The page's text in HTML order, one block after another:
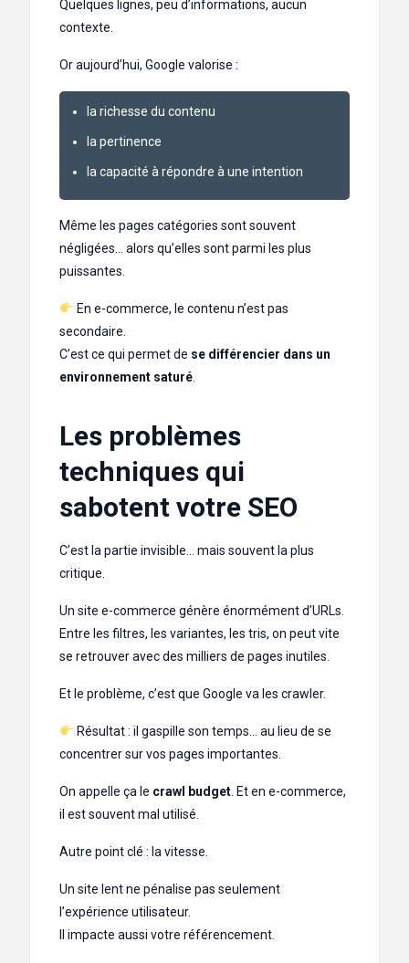
Quelques lignes, peu d’informations, aucun
contexte.
Or aujourd’hui, Google valorise :
la richesse du contenu
la pertinence
la capacité à répondre à une intention
Même les pages catégories sont souvent
négligées… alors qu’elles sont parmi les plus
puissantes.
En e-commerce, le contenu n’est pas
secondaire.
C’est ce qui permet de se différencier dans un
environnement saturé
Les problèmes
techniques qui
sabotent votre SEO
C’est la partie invisible… mais souvent la plus
critique.
Un site e-commerce génère énormément d’URLs.
Entre les filtres, les variantes, les tris, on peut vite
se retrouver avec des milliers de pages inutiles.
Et le problème, c’est que Google va les crawler.
Résultat : il gaspille son temps… au lieu de se
concentrer sur vos pages importantes.
On appelle ça le crawl budget . Et en e-commerce,
il est souvent mal utilisé.
Autre point clé : la vitesse.
Un site lent ne pénalise pas seulement
l’expérience utilisateur.
Il impacte aussi votre référencement.